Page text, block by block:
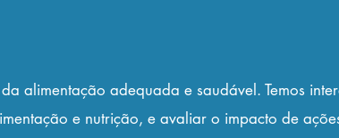
alimentação adequada e saudável. Temos
e nutrição, e avaliar o impacto de